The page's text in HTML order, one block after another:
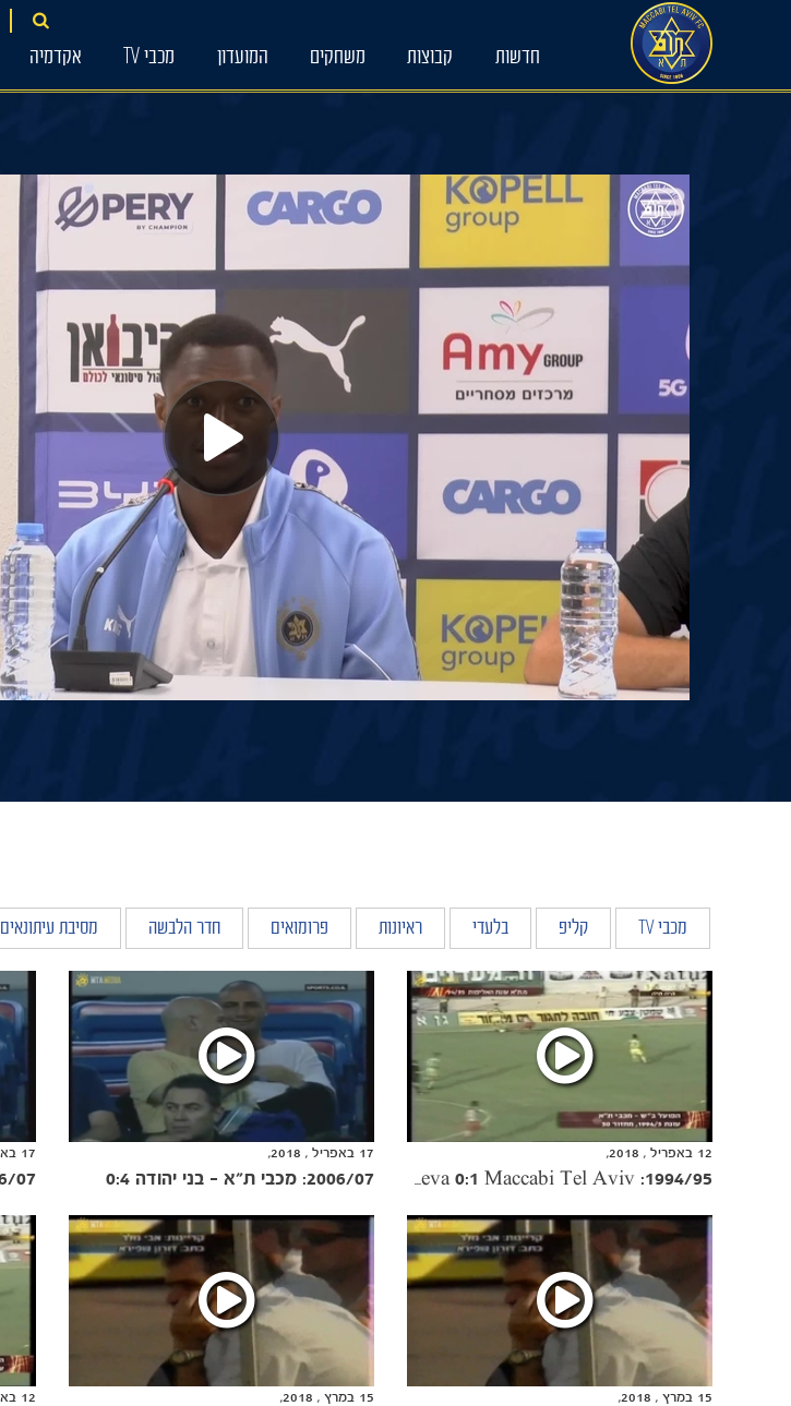
חדשות קבוצות משחקים המועדון מכבי TV אקדמיה
מכבי TV קליפ בלעדי ראיונות פרומואים חדר הלבשה מסיבת עיתונאים
17 באפריל , 2018,
17 באפריל , 2018,
2006/07: מכבי ת"א - בני יהודה 0:4
12 באפריל , 2018,
12 באפריל , 2018,
15 במרץ , 2018,
15 במרץ , 2018,